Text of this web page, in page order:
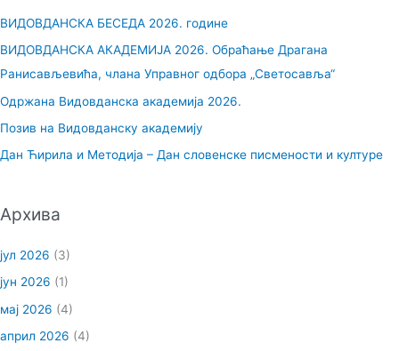
з
а
:
ВИДОВДАНСКА БЕСЕДА 2026. године
ВИДОВДАНСКА АКАДЕМИЈА 2026. Обраћање Драгана
Ранисављевића, члана Управног одбора „Светосавља“
Одржана Видовданска академија 2026.
Позив на Видовданску академију
Дан Ћирила и Методија – Дан словенске писмености и културе
Архива
јул 2026 (3)
јун 2026 (1)
мај 2026 (4)
април 2026 (4)